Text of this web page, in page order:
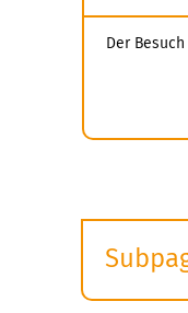
Der